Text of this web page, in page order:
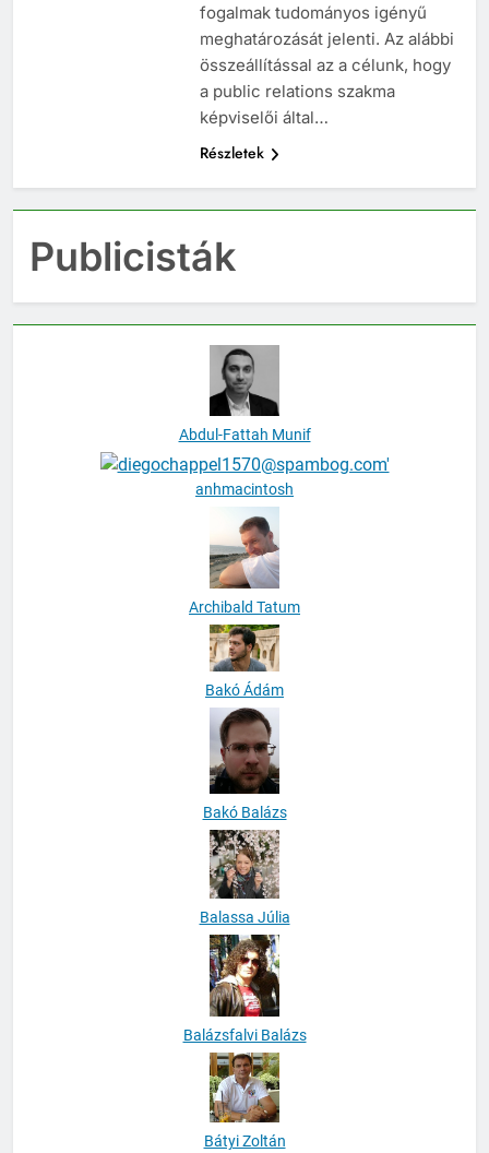
fogalmak tudományos igényű
meghatározását jelenti. Az alábbi
összeállítással az a célunk, hogy
a public relations szakma
képviselői által…
Részletek
Publicisták
Abdul-Fattah Munif
anhmacintosh
Archibald Tatum
Bakó Ádám
Bakó Balázs
Balassa Júlia
Balázsfalvi Balázs
Bátyi Zoltán